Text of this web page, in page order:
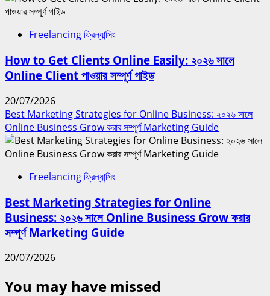
Freelancing ফ্রিল্যান্সিং
How to Get Clients Online Easily: ২০২৬ সালে
Online Client পাওয়ার সম্পূর্ণ গাইড
20/07/2026
Best Marketing Strategies for Online Business: ২০২৬ সালে
Online Business Grow করার সম্পূর্ণ Marketing Guide
Freelancing ফ্রিল্যান্সিং
Best Marketing Strategies for Online
Business: ২০২৬ সালে Online Business Grow করার
সম্পূর্ণ Marketing Guide
20/07/2026
You may have missed